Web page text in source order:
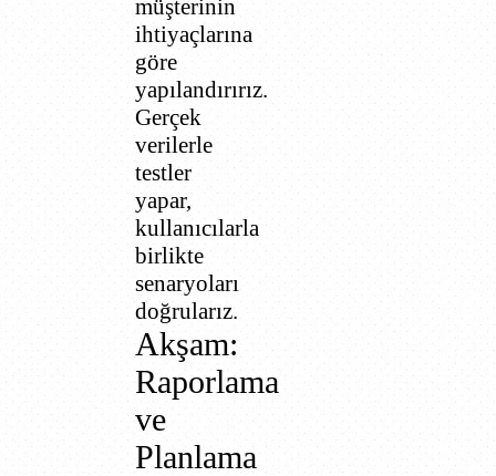
müşterinin
ihtiyaçlarına
göre
yapılandırırız.
Gerçek
verilerle
testler
yapar,
kullanıcılarla
birlikte
senaryoları
doğrularız.
Akşam:
Raporlama
ve
Planlama